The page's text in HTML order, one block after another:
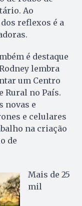
Ao
reflexos é a
é destaque
lembra
um Centro
Rural no País.
novas e
e celulares
na criação
de
Mais de 25
mil